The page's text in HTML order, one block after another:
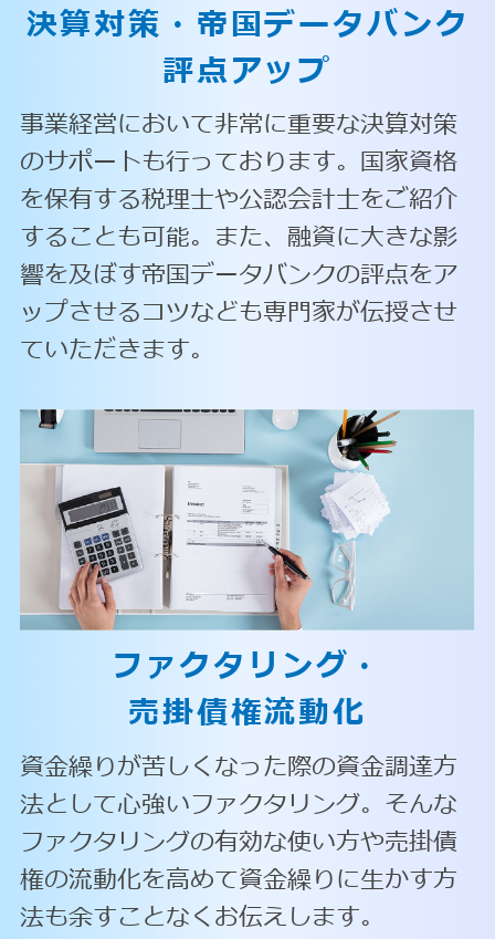
決算対策・ 帝国データバンク
評点アップ
事業経営において非常に重要な決算対策
のサポートも行っております。国家資格
を保有する税理士や公認会計士をご紹介
することも可能。また、融資に大きな影
響を及ぼす帝国データバンクの評点をア
ップさせるコツなども専門家が伝授させ
ていただきます。
ファクタリング・
売掛債権流動化
資金繰りが苦しくなった際の資金調達方
法として心強いファクタリング。そんな
ファクタリングの有効な使い方や売掛債
権の流動化を高めて資金繰りに生かす方
法も余すことなくお伝えします。